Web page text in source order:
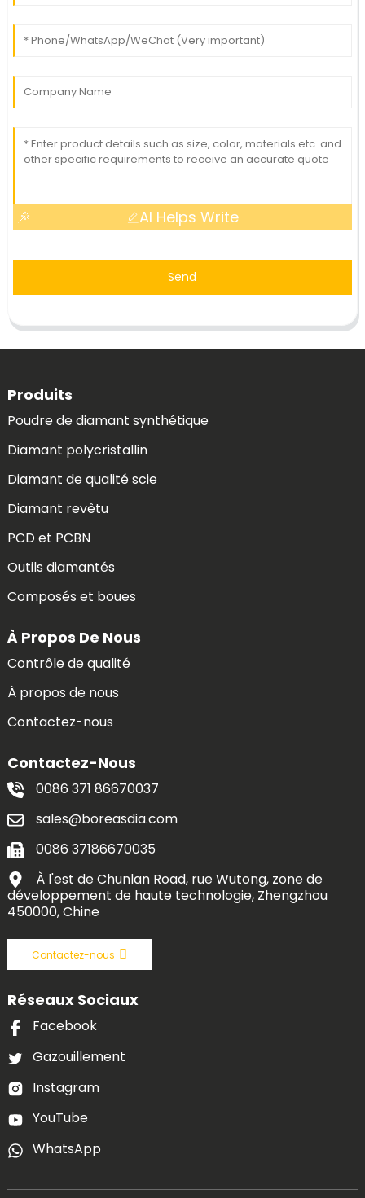
AI Helps Write
Send
Produits
Poudre de diamant synthétique
Diamant polycristallin
Diamant de qualité scie
Diamant revêtu
PCD et PCBN
Outils diamantés
Composés et boues
À Propos De Nous
Contrôle de qualité
À propos de nous
Contactez-nous
Contactez-Nous
0086 371 86670037
sales@boreasdia.com
0086 37186670035
À l'est de Chunlan Road, rue Wutong, zone de
développement de haute technologie, Zhengzhou
450000, Chine
Contactez-nous
Réseaux Sociaux
Facebook
Gazouillement
Instagram
YouTube
WhatsApp